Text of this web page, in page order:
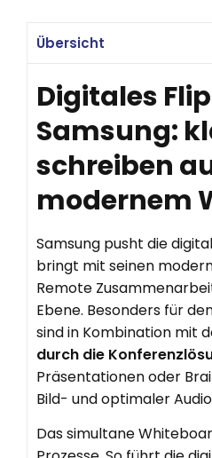
Übersicht
Digitales
Samsung:
schreiben
modernem
Samsung pusht die
bringt mit seinen
Remote
Ebene. Besonders für
sind in Kombination mit
durch die
Präsentationen oder
Bild- und optimaler
Das simultane